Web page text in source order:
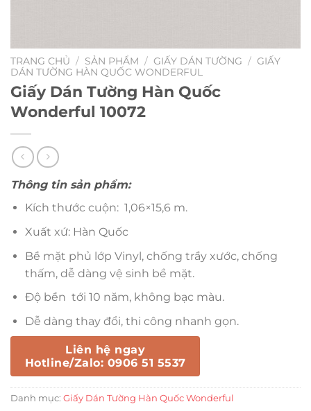
TRANG CHỦ / SẢN PHẨM / GIẤY DÁN TƯỜNG / GIẤY
DÁN TƯỜNG HÀN QUỐC WONDERFUL
Giấy Dán Tường Hàn Quốc
Wonderful 10072
Thông tin sản phẩm:
Kích thước cuộn: 1,06×15,6 m.
Xuất xứ: Hàn Quốc
Bề mặt phủ lớp Vinyl, chống trầy xước, chống
thấm, dễ dàng vệ sinh bề mặt.
Độ bền tới 10 năm, không bạc màu.
Dễ dàng thay đổi, thi công nhanh gọn.
Liên hệ ngay
Hotline/Zalo: 0906 51 5537
Danh mục: Giấy Dán Tường Hàn Quốc Wonderful